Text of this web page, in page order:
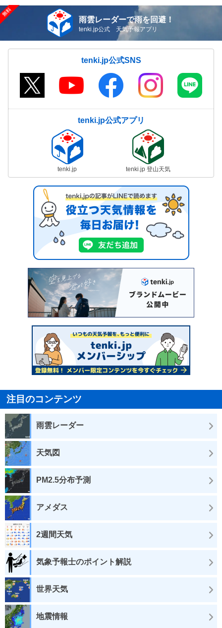
雨雲レーダーで雨を回避！
tenki.jp公式 天気予報アプリ
tenki.jp公式SNS
tenki.jp公式アプリ
tenki.jp tenki.jp 登山天気
注目のコンテンツ
雨雲レーダー
天気図
PM2.5分布予測
アメダス
2週間天気
気象予報士のポイント解説
世界天気
地震情報